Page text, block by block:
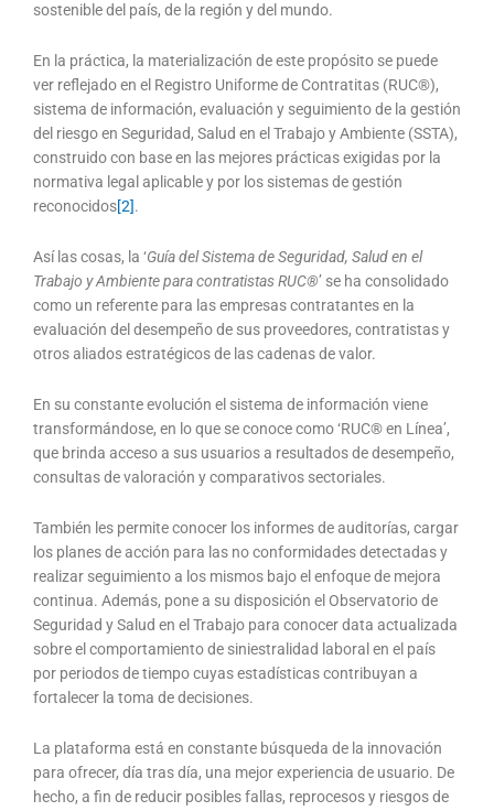
sostenible del país, de la región y del mundo.
En la práctica, la materialización de este propósito se puede
ver reflejado en el Registro Uniforme de Contratitas (RUC®),
sistema de información, evaluación y seguimiento de la gestión
del riesgo en Seguridad, Salud en el Trabajo y Ambiente (SSTA),
construido con base en las mejores prácticas exigidas por la
normativa legal aplicable y por los sistemas de gestión
reconocidos[2].
Así las cosas, la ‘Guía del Sistema de Seguridad, Salud en el
Trabajo y Ambientepara contratistas RUC®’ se ha consolidado
como un referente para las empresas contratantes en la
evaluación del desempeño de sus proveedores, contratistas y
otros aliados estratégicos de las cadenas de valor.
En su constante evolución el sistema de información viene
transformándose, en lo que se conoce como ‘RUC® en Línea’,
que brinda acceso a sus usuarios a resultados de desempeño,
consultas de valoración y comparativos sectoriales.
También les permite conocer los informes de auditorías, cargar
los planes de acción para las no conformidades detectadas y
realizar seguimiento a los mismos bajo el enfoque de mejora
continua. Además, pone a su disposición el Observatorio de
Seguridad y Salud en el Trabajo para conocer data actualizada
sobre el comportamiento de siniestralidad laboral en el país
por periodos de tiempo cuyas estadísticas contribuyan a
fortalecer la toma de decisiones.
La plataforma está en constante búsqueda de la innovación
para ofrecer, día tras día, una mejor experiencia de usuario. De
hecho, a fin de reducir posibles fallas, reprocesos y riesgos de